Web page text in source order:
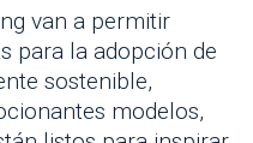
van a permitir
para la adopción de
sostenible,
modelos,